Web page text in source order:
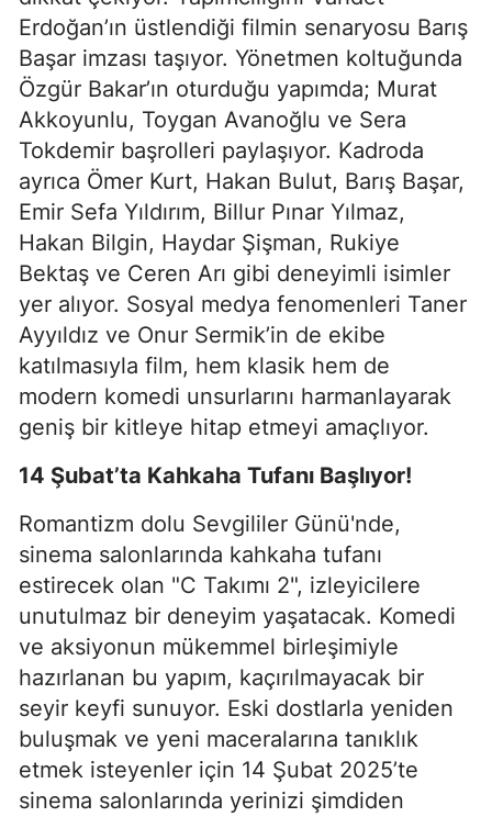
Erdoğan’ın üstlendiği filmin senaryosu Barış
Başar imzası taşıyor. Yönetmen koltuğunda
Özgür Bakar’ın oturduğu yapımda; Murat
Akkoyunlu, Toygan Avanoğlu ve Sera
Tokdemir başrolleri paylaşıyor. Kadroda
ayrıca Ömer Kurt, Hakan Bulut, Barış Başar,
Emir Sefa Yıldırım, Billur Pınar Yılmaz,
Hakan Bilgin, Haydar Şişman, Rukiye
Bektaş ve Ceren Arı gibi deneyimli isimler
yer alıyor. Sosyal medya fenomenleri Taner
Ayyıldız ve Onur Sermik’in de ekibe
katılmasıyla film, hem klasik hem de
modern komedi unsurlarını harmanlayarak
geniş bir kitleye hitap etmeyi amaçlıyor.
14 Şubat’ta Kahkaha Tufanı Başlıyor!
Romantizm dolu Sevgililer Günü'nde,
sinema salonlarında kahkaha tufanı
estirecek olan "C Takımı 2", izleyicilere
unutulmaz bir deneyim yaşatacak. Komedi
ve aksiyonun mükemmel birleşimiyle
hazırlanan bu yapım, kaçırılmayacak bir
seyir keyfi sunuyor. Eski dostlarla yeniden
buluşmak ve yeni maceralarına tanıklık
etmek isteyenler için 14 Şubat 2025’te
sinema salonlarında yerinizi şimdiden